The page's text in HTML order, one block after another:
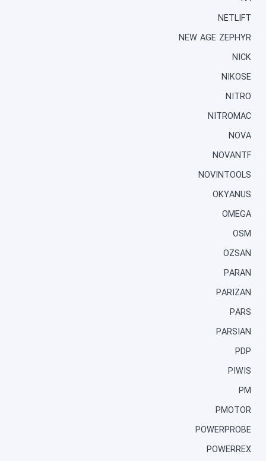
NETLIFT
NEW AGE ZEPHYR
NICK
NIKOSE
NITRO
NITROMAC
NOVA
NOVANTF
NOVINTOOLS
OKYANUS
OMEGA
OSM
OZSAN
PARAN
PARIZAN
PARS
PARSIAN
PDP
PIWIS
PM
PMOTOR
POWERPROBE
POWERREX